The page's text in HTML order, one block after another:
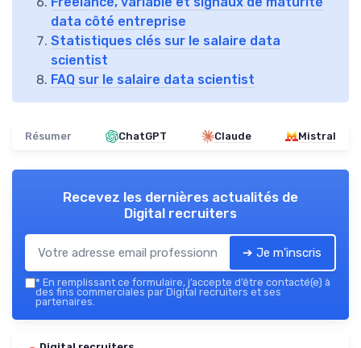
data côté entreprise
Statistiques clés sur le salaire data
scientist
FAQ sur le salaire data scientist
Résumer ChatGPT Claude Mistral
Recevez les dernières actualités de
Digital recruiters
➔ Je m'inscris
* En remplissant ce formulaire, j’accepte d’être contacté(e) à
des fins commerciales par Digital recruiters et ses
partenaires.